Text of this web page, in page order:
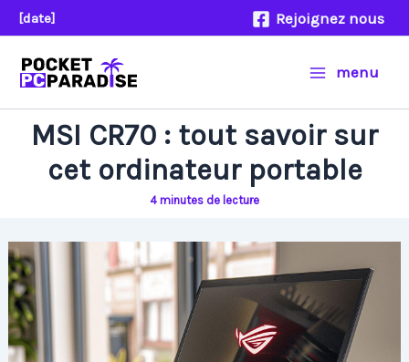
Aller
au
contenu
[date] Rejoignez nous
menu
MSI CR70 : tout savoir sur
cet ordinateur portable
4 minutes de lecture